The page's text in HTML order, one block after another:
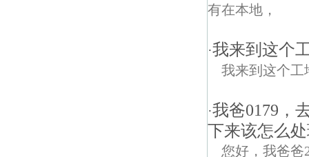
有在本地，
·我来到这个
我来到这个工
·我爸0179，
下来该怎么
您好，我爸爸